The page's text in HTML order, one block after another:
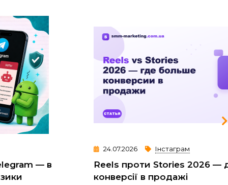
Інстаграм
Reels проти Stories 2026 — де більше
конверсії в продажі